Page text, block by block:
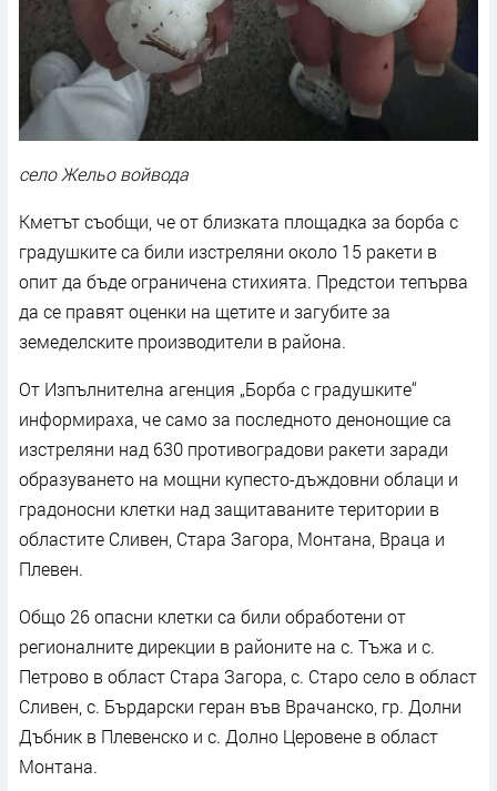
село Жельо войвода
Кметът съобщи, че от близката площадка за борба с
градушките са били изстреляни около 15 ракети в
опит да бъде ограничена стихията. Предстои тепърва
да се правят оценки на щетите и загубите за
земеделските производители в района.
От Изпълнителна агенция „Борба с градушките“
информираха, че само за последното денонощие са
изстреляни над 630 противоградови ракети заради
образуването на мощни купесто-дъждовни облаци и
градоносни клетки над защитаваните територии в
областите Сливен, Стара Загора, Монтана, Враца и
Плевен.
Общо 26 опасни клетки са били обработени от
регионалните дирекции в районите на с. Тъжа и с.
Петрово в област Стара Загора, с. Старо село в област
Сливен, с. Бърдарски геран във Врачанско, гр. Долни
Дъбник в Плевенско и с. Долно Церовене в област
Монтана.